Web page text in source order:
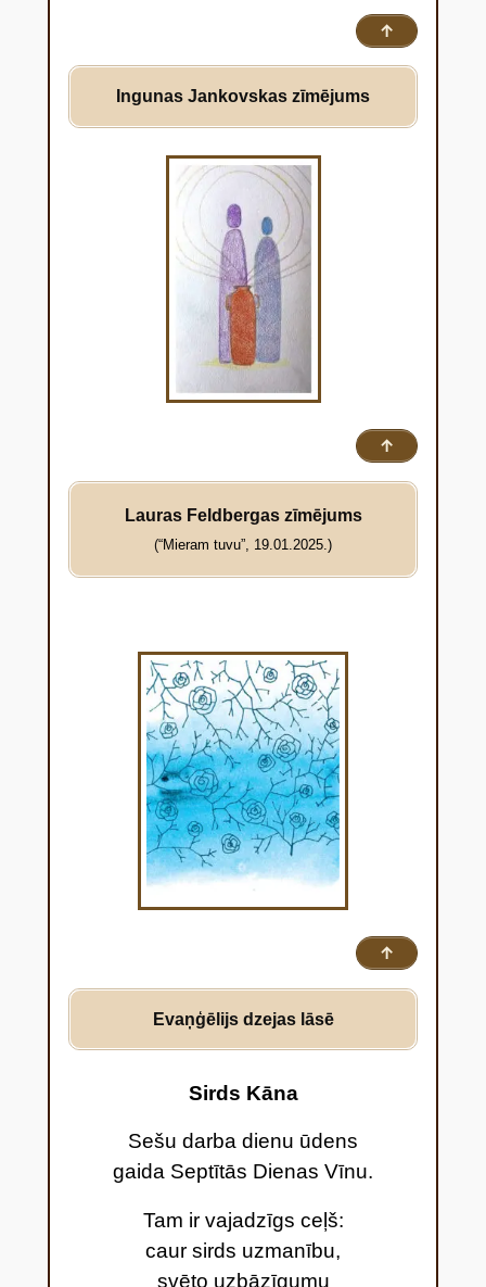
↑
Ingunas Jankovskas zīmējums
↑
Lauras Feldbergas zīmējums
(“Mieram tuvu”, 19.01.2025.)
↑
Evaņģēlijs dzejas lāsē
Sirds Kāna
Sešu darba dienu ūdens
gaida Septītās Dienas Vīnu.
Tam ir vajadzīgs ceļš:
caur sirds uzmanību,
svēto uzbāzīgumu